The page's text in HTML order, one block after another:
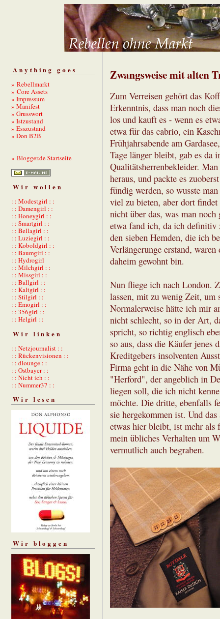
Anything goes
» Rebellmarkt
» Core Assets
» Impressum
» Manifest
» Grusswort
» Istzustand
» Esszustand
» Don B2B
» Blogger.de Startseite
Wir wollen
: : Modestgirl : :
: : Damengirl : :
: : Honeygirl : :
: : Smartgirl : :
: : Bellagirl : :
: : Luziegirl : :
: : Koboldgirl : :
: : Baumgirl : :
: : Hydrogirl
: : Milchgirl : :
: : Missgirl : :
: : Ballgirl : :
: : Kaltgirl : :
: : Stilgirl : :
: : Emogirl : :
: : 356girl : :
: : Helgirl : :
Wir linken
: : Netzjournalist : :
: : Rückenvisionen : :
: : dlounge : :
: : Ostbayer : :
: : Nicht ich : :
: : Nummer37 : :
Wir lesen
Wir bloggen
Zwangsweise mit alten
Zum Verreisen gehört das
Erkenntnis, dass man noch
los und kauft es - wenn es
etwa für das cabrio, ein
Frühjahrsabende am
Tage länger bleibt, gab es da
Qualitätsherrenbekleider.
heraus, und packte es
fündig werden, so wusste
viel zu bieten, aber dort
nicht über das, was man
etwa fand ich, da ich definitiv
den sieben Hemden, die ich
Verlängerunge erstand,
daheim gewohnt bin.
Nun fliege ich nach London.
lassen, mit zu wenig Zeit, um
Normalerweise hätte ich mir
nicht schlecht, so in der Art,
spricht, so richtig englisch
so aus, dass die Käufer jenes
Kreditgebers insolventen
Firma geht in die Nähe von
"Herford", der angeblich in
liegen soll, die ich nicht
möchte. Die dritte, ebenfalls
sie hergekommen ist. Und
etwas hier bleibt, ist mehr
mein übliches Verhalten um
vermutlich auch begraben.